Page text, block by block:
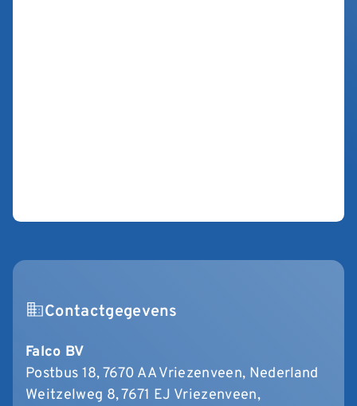
Contactgegevens
Falco BV
Postbus 18, 7670 AA Vriezenveen, Nederland
Weitzelweg 8, 7671 EJ Vriezenveen,